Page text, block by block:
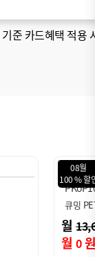
준 카드혜택 적용 시
08월
100 % 할인
큐밍 펫
월
월 0원